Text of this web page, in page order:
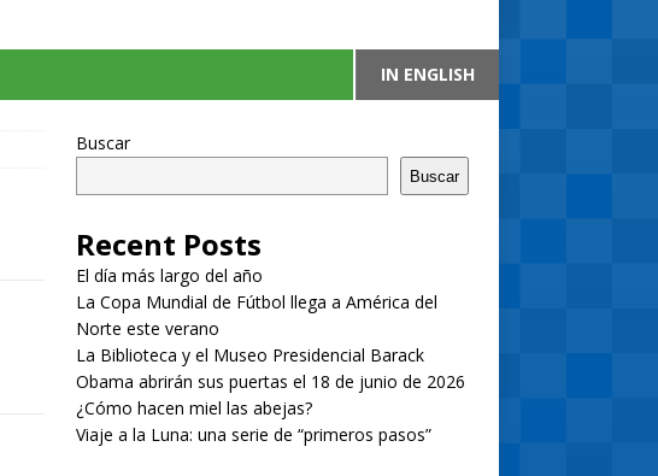
IN ENGLISH
Buscar
Buscar
Recent Posts
El día más largo del año
La Copa Mundial de Fútbol llega a América del
Norte este verano
La Biblioteca y el Museo Presidencial Barack
Obama abrirán sus puertas el 18 de junio de 2026
¿Cómo hacen miel las abejas?
Viaje a la Luna: una serie de “primeros pasos”